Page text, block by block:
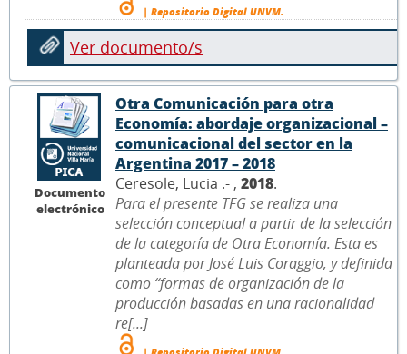
| Repositorio Digital UNVM.
Ver documento/s
Documento
electrónico
Otra Comunicación para otra
Economía: abordaje organizacional –
comunicacional del sector en la
Argentina 2017 – 2018
Ceresole, Lucia .- , 2018.
Para el presente TFG se realiza una
selección conceptual a partir de la selección
de la categoría de Otra Economía. Esta es
planteada por José Luis Coraggio, y definida
como “formas de organización de la
producción basadas en una racionalidad
re[...]